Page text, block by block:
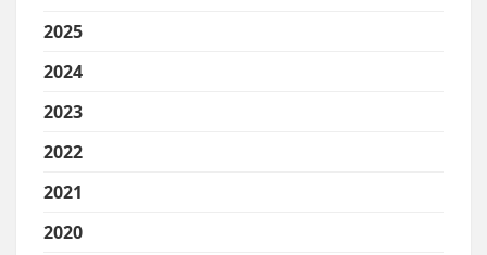
2025
2024
2023
2022
2021
2020